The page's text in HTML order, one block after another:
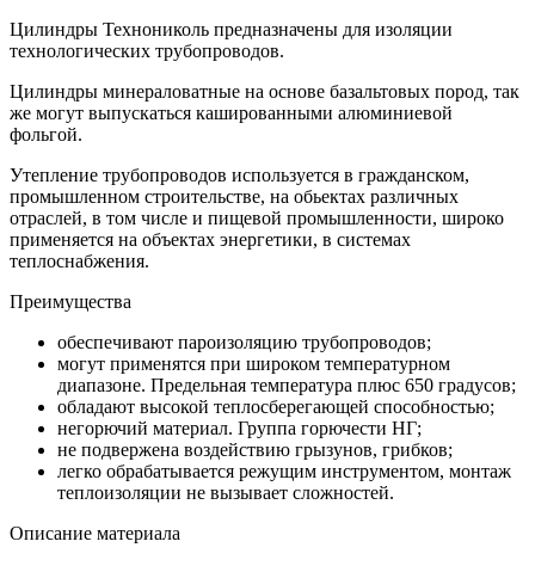
Цилиндры Технониколь предназначены для изоляции
технологических трубопроводов.
Цилиндры минераловатные на основе базальтовых пород, так
же могут выпускаться кашированными алюминиевой
фольгой.
Утепление трубопроводов используется в гражданском,
промышленном строительстве, на обьектах различных
отраслей, в том числе и пищевой промышленности, широко
применяется на объектах энергетики, в системах
теплоснабжения.
Преимущества
обеспечивают пароизоляцию трубопроводов;
могут применятся при широком температурном
диапазоне. Предельная температура плюс 650 градусов;
обладают высокой теплосберегающей способностью;
негорючий материал. Группа горючести НГ;
не подвержена воздействию грызунов, грибков;
легко обрабатывается режущим инструментом, монтаж
теплоизоляции не вызывает сложностей.
Описание материала